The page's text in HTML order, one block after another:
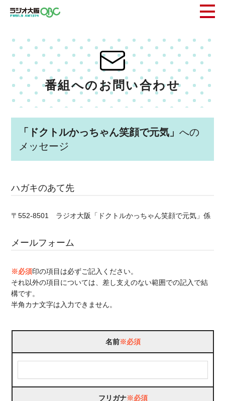
番組へのお問い合わせ
「ドクトルかっちゃん笑顔で元気」への
メッセージ
ハガキのあて先
〒552-8501 ラジオ大阪「ドクトルかっちゃん笑顔で元気」係
メールフォーム
※必須印の項目は必ずご記入ください。
それ以外の項目については、差し支えのない範囲での記入で結
構です。
半角カナ文字は入力できません。
名前※必須
フリガナ※必須